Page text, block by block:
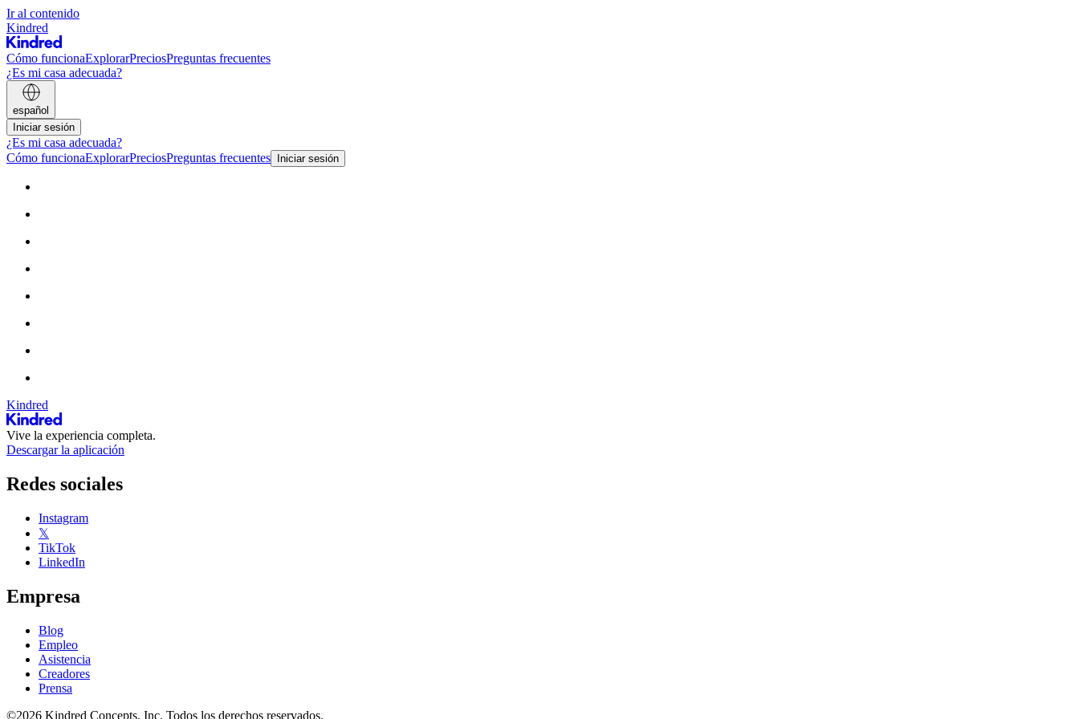
Ir al contenido
Kindred
Cómo funcionaExplorarPreciosPreguntas frecuentes
¿Es mi casa adecuada?
español
Iniciar sesión
¿Es mi casa adecuada?
Cómo funcionaExplorarPreciosPreguntas frecuentes Iniciar sesión
Kindred
Vive la experiencia completa.
Descargar la aplicación
Redes sociales
Instagram
𝕏
TikTok
LinkedIn
Empresa
Blog
Empleo
Asistencia
Creadores
Prensa
©2026 Kindred Concepts, Inc. Todos los derechos reservados.